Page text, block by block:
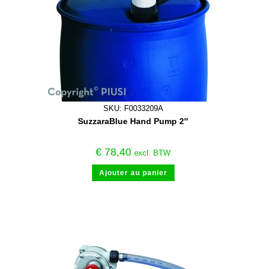
SKU: F0033209A
SuzzaraBlue Hand Pump 2″
€ 78,40 excl. BTW
Ajouter au panier